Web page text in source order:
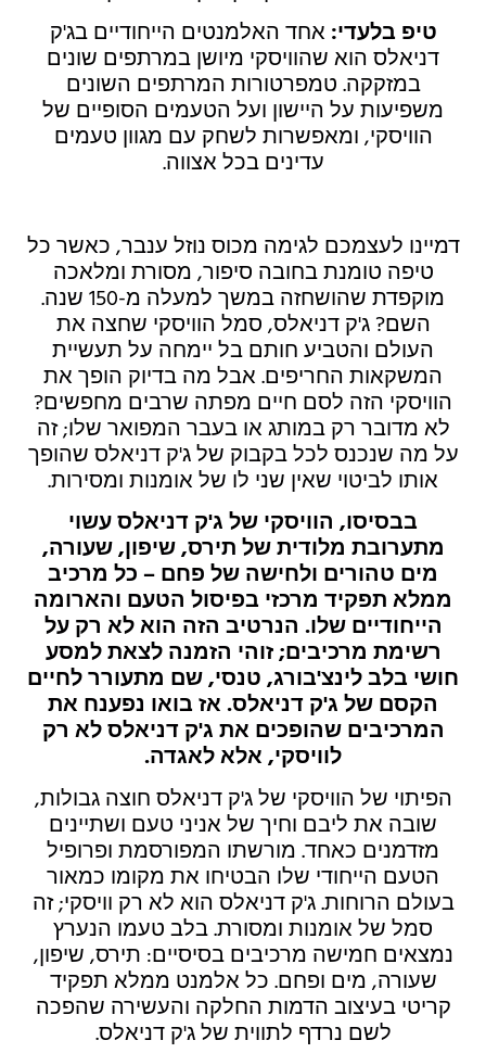
טיפ בלעדי:אחד האלמנטים הייחודיים בג'ק
דניאלס הוא שהוויסקי מיושן במרתפים שונים
במזקקה. טמפרטורות המרתפים השונים
משפיעות על היישון ועל הטעמים הסופיים של
הוויסקי, ומאפשרות לשחק עם מגוון טעמים
עדינים בכל אצווה.
דמיינו לעצמכם לגימה מכוס נוזל ענבר, כאשר כל
טיפה טומנת בחובה סיפור, מסורת ומלאכה
מוקפדת שהושחזה במשך למעלה מ-150 שנה.
השם? ג'ק דניאלס, סמל הוויסקי שחצה את
העולם והטביע חותם בל יימחה על תעשיית
המשקאות החריפים. אבל מה בדיוק הופך את
הוויסקי הזה לסם חיים מפתה שרבים מחפשים?
לא מדובר רק במותג או בעבר המפואר שלו; זה
על מה שנכנס לכל בקבוק של ג'ק דניאלס שהופך
אותו לביטוי שאין שני לו של אומנות ומסירות.
בבסיסו, הוויסקי של ג'ק דניאלס עשוי
מתערובת מלודית של תירס, שיפון, שעורה,
מים טהורים ולחישה של פחם – כל מרכיב
ממלא תפקיד מרכזי בפיסול הטעם והארומה
הייחודיים שלו. הנרטיב הזה הוא לא רק על
רשימת מרכיבים; זוהי הזמנה לצאת למסע
חושי בלב לינצ'בורג, טנסי, שם מתעורר לחיים
הקסם של ג'ק דניאלס. אז בואו נפענח את
המרכיבים שהופכים את ג'ק דניאלס לא רק
לוויסקי, אלא לאגדה.
הפיתוי של הוויסקי של ג'ק דניאלס חוצה גבולות,
שובה את ליבם וחיך של אניני טעם ושתיינים
מזדמנים כאחד. מורשתו המפורסמת ופרופיל
הטעם הייחודי שלו הבטיחו את מקומו כמאור
בעולם הרוחות. ג'ק דניאלס הוא לא רק וויסקי; זה
סמל של אומנות ומסורת. בלב טעמו הנערץ
נמצאים חמישה מרכיבים בסיסיים: תירס, שיפון,
שעורה, מים ופחם. כל אלמנט ממלא תפקיד
קריטי בעיצוב הדמות החלקה והעשירה שהפכה
לשם נרדף לתווית של ג'ק דניאלס.